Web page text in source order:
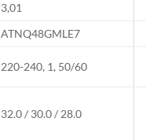
3,01
ATNQ48GMLE7
220-240, 1, 50/60
32.0 / 30.0 / 28.0